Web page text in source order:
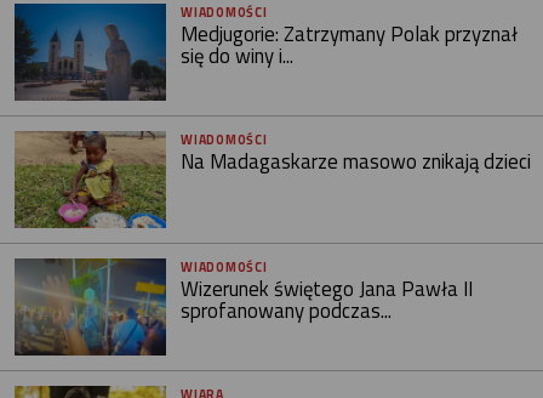
WIADOMOŚCI
Medjugorie: Zatrzymany Polak przyznał
się do winy i...
WIADOMOŚCI
Na Madagaskarze masowo znikają dzieci
WIADOMOŚCI
Wizerunek świętego Jana Pawła II
sprofanowany podczas...